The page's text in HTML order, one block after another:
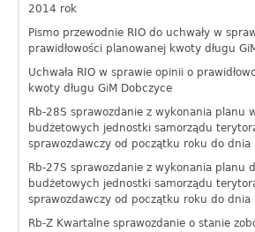
2014 rok
Pismo przewodnie RIO do uchwały w
prawidłowości planowanej kwoty długu
Uchwała RIO w sprawie opinii o
kwoty długu GiM Dobczyce
Rb-28S sprawozdanie z wykonania planu
budżetowych jednostki samorządu
sprawozdawczy od początku roku do
Rb-27S sprawozdanie z wykonania planu
budżetowych jednostki samorządu
sprawozdawczy od początku roku do
Rb-Z Kwartalne sprawozdanie o stanie